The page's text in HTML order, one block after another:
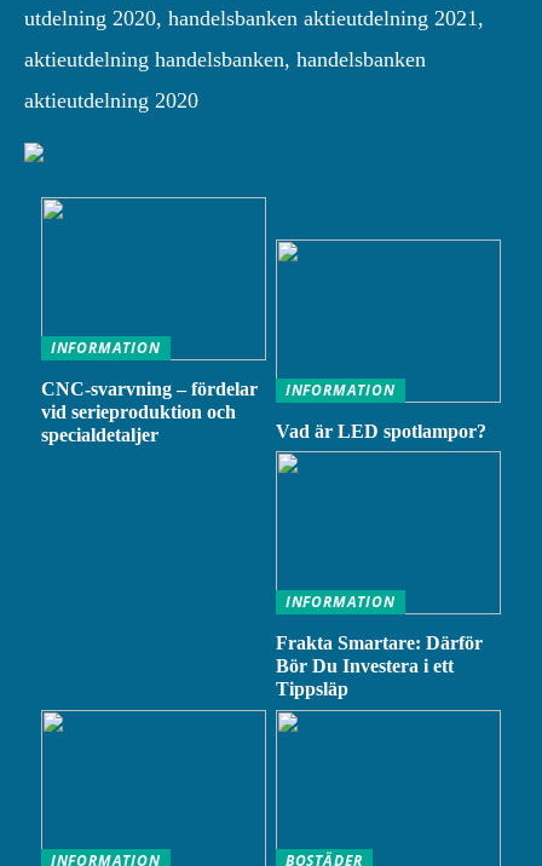
utdelning 2020, handelsbanken aktieutdelning 2021,
aktieutdelning handelsbanken, handelsbanken
aktieutdelning 2020
INFORMATION
CNC-svarvning – fördelar
vid serieproduktion och
specialdetaljer
INFORMATION
Vad är LED spotlampor?
INFORMATION
Frakta Smartare: Därför
Bör Du Investera i ett
Tippsläp
INFORMATION
BOSTÄDER